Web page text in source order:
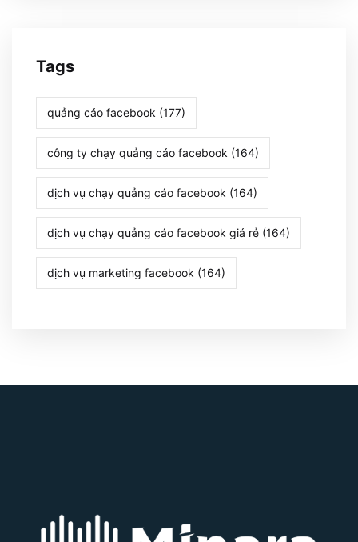
Tags
quảng cáo facebook (177)
công ty chạy quảng cáo facebook (164)
dịch vụ chạy quảng cáo facebook (164)
dịch vụ chạy quảng cáo facebook giá rẻ (164)
dịch vụ marketing facebook (164)